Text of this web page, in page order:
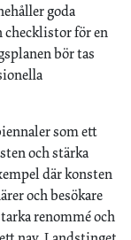
goda
checklistor för en
bör tas
som ett
och stärka
där konsten
och besökare
renommé och